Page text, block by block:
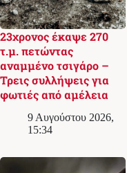
23χρονος έκαψε 270
τ.μ. πετώντας
αναμμένο τσιγάρο –
Τρεις συλλήψεις για
φωτιές από αμέλεια
9 Αυγούστου 2026,
15:34